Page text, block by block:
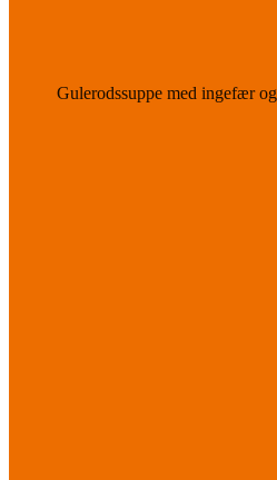
Gulerodssuppe med ingefær